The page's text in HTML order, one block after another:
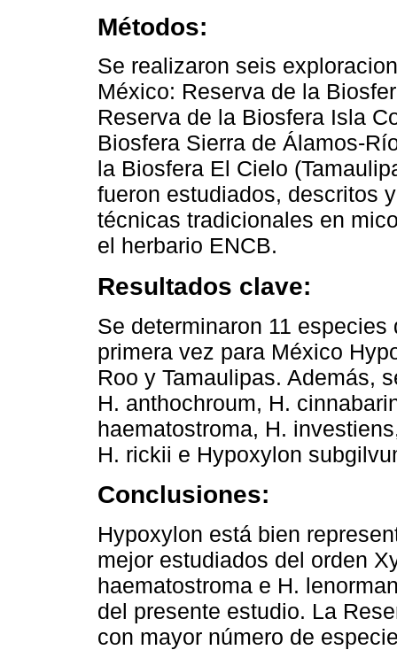
Métodos:
Se realizaron seis
México: Reserva de la
Reserva de la Biosfera Isla
Biosfera Sierra de Álamos-
la Biosfera El Cielo
fueron estudiados, descritos
técnicas tradicionales en
el herbario ENCB.
Resultados clave:
Se determinaron 11
primera vez para México
Roo y Tamaulipas. Además,
H. anthochroum, H.
haematostroma, H.
H. rickii e Hypoxylon
Conclusiones:
Hypoxylon está bien
mejor estudiados del orden
haematostroma e H.
del presente estudio. La
con mayor número de